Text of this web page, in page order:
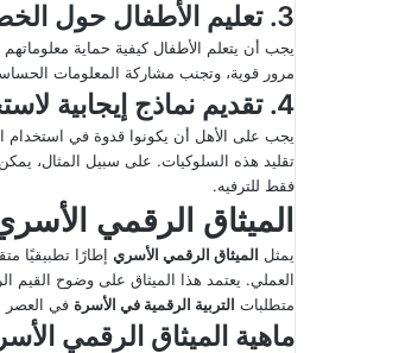
3. تعليم الأطفال حول الخصوصية والأمان الإلكتروني
يجب أن يتعلم الأطفال كيفية حماية
مرور قوية، وتجنب مشاركة المعلومات
4. تقديم نماذج إيجابية لاستخدام التكنولوجيا
يجب على الأهل أن يكونوا قدوة في استخدام
تقليد هذه السلوكيات. على سبيل المثال،
فقط للترفيه.
الميثاق الرقمي
يمثل الميثاق الرقمي الأسري إطارًا تطبيقيًا
العملي. يعتمد هذا الميثاق على وضوح القيم
متطلبات التربية الرقمية في الأسرة في العصر
ماهية الميثاق الرقمي